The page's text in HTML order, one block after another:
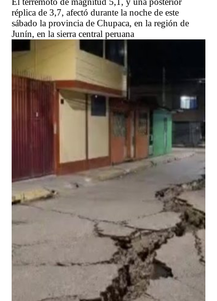
réplica de 3,7, afectó durante la noche de este
sábado la provincia de Chupaca, en la región de
Junín, en la sierra central peruana